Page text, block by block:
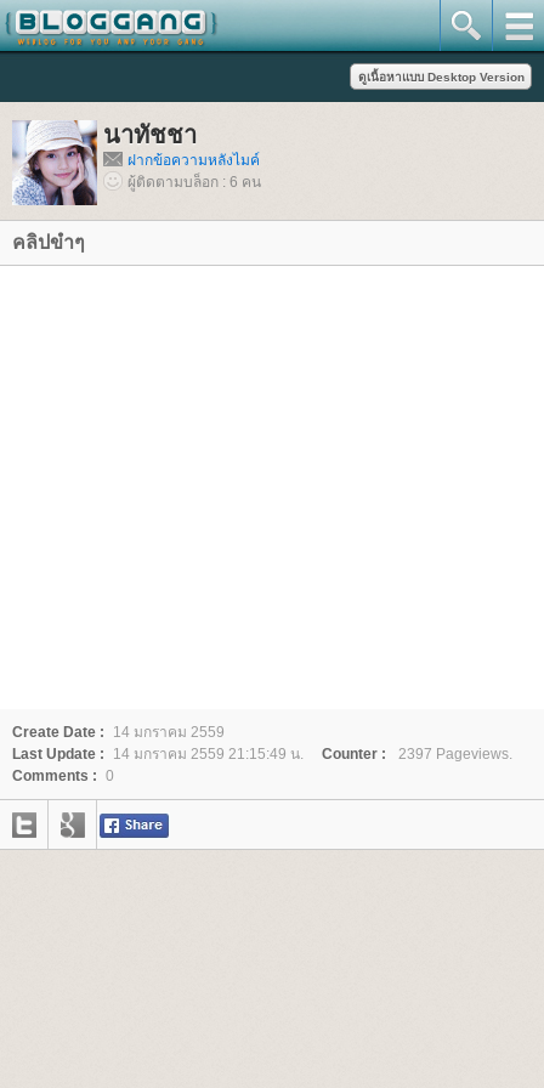
นาทัชชา
ฝากข้อความหลังไมค์
ผู้ติดตามบล็อก : 6 คน
คลิปขำๆ
Create Date :
14 มกราคม 2559
Last Update :
14 มกราคม 2559 21:15:49 น. Counter :
2397 Pageviews.
Comments : 0